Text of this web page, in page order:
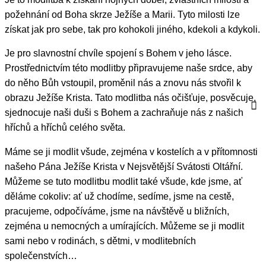
požehnání od Boha skrze Ježíše a Marii. Tyto milosti lze
získat jak pro sebe, tak pro kohokoli jiného, ​​kdekoli a kdykoli.
Je pro slavnostní chvíle spojení s Bohem v jeho lásce.
Prostřednictvím této modlitby připravujeme naše srdce, aby
do něho Bůh vstoupil, proměnil nás a znovu nás stvořil k
obrazu Ježíše Krista. Tato modlitba nás očišťuje, posvěcuje,
sjednocuje naši duši s Bohem a zachraňuje nás z našich
hříchů a hříchů celého světa.
Máme se ji modlit všude, zejména v kostelích a v přítomnosti
našeho Pána Ježíše Krista v Nejsvětější Svátosti Oltářní.
Můžeme se tuto modlitbu modlit také všude, kde jsme, ať
děláme cokoliv: ať už chodíme, sedíme, jsme na cestě,
pracujeme, odpočíváme, jsme na návštěvě u bližních,
zejména u nemocných a umírajících. Můžeme se ji modlit
sami nebo v rodinách, s dětmi, v modlitebních
společenstvích…